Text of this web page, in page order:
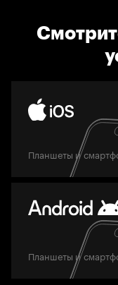
Планшеты и
Планшеты и